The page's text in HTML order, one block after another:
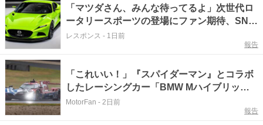
「マツダさん、みんな待ってるよ」次世代ロ
ータリースポーツの登場にファン期待、SNS
では議論飛び交う
レスポンス - 1日前
報告
「これいい！」『スパイダーマン』とコラボ
したレーシングカー「BMW Mハイブリッド
V8」が登場【動画】
MotorFan - 2日前
報告